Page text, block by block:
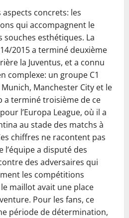
concrets: les
qui accompagnent le
esthétiques. La
2015 a terminé deuxième
la Juventus, et a connu
complexe: un groupe C1
Manchester City et le
a terminé troisième de ce
l’Europa League, où il a
au stade des matchs à
chiffres ne racontent pas
a disputé des
des adversaires qui
les compétitions
maillot avait une place
Pour les fans, ce
période de détermination,